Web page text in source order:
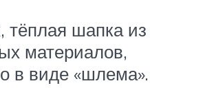
тёплая шапка из
материалов,
в виде «шлема».